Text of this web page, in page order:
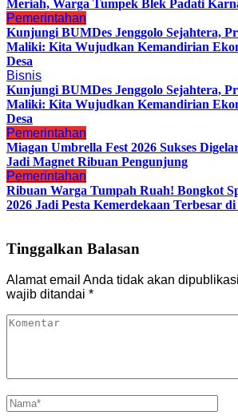
Meriah, Warga Tumpek Blek Padati
Pemerintahan
Kunjungi BUMDes Jenggolo Sejahtera,
Maliki: Kita Wujudkan Kemandirian
Desa
Bisnis
Kunjungi BUMDes Jenggolo Sejahtera,
Maliki: Kita Wujudkan Kemandirian
Desa
Pemerintahan
Miagan Umbrella Fest 2026 Sukses
Jadi Magnet Ribuan Pengunjung
Pemerintahan
Ribuan Warga Tumpah Ruah! Bongkot
2026 Jadi Pesta Kemerdekaan Terbesar
Tinggalkan Balasan
Alamat email Anda tidak akan
wajib ditandai *